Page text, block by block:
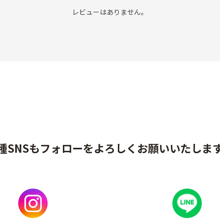
レビューはありません。
SNSもフォローをよろしくお願いいたしま